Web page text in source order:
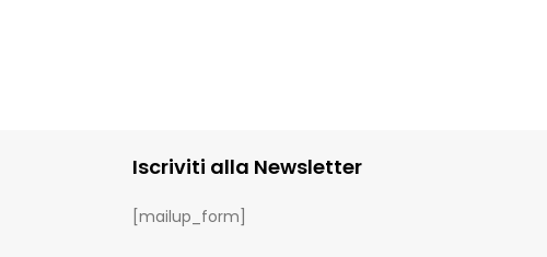
Iscriviti alla Newsletter
[mailup_form]